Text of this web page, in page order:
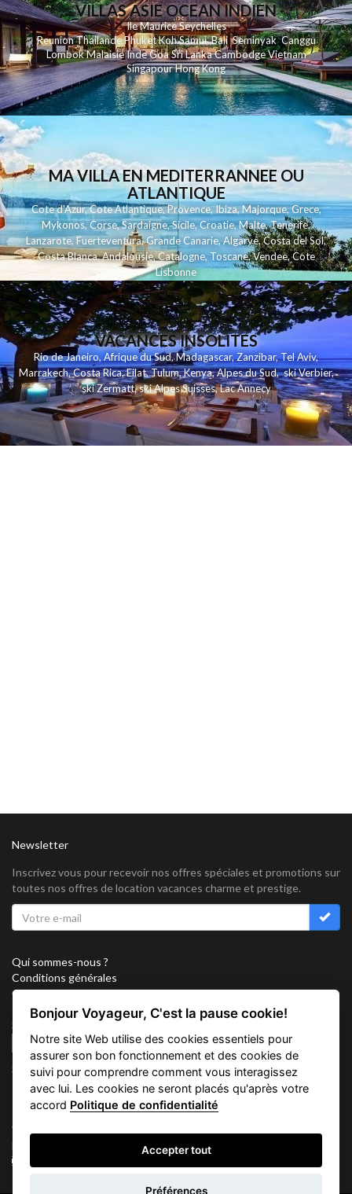
VILLAS ASIE OCEAN INDIEN
Ile MauriceSeychelles
ReunionThailandePhuketKohSamui Bali SeminyakCanggu
LombokMalaisieIndeGoaSri LankaCambodgeVietnam
SingapourHong Kong
MA VILLA EN MEDITERRANNEE OU
ATLANTIQUE
Cote d'Azur,Cote Atlantique,Provence,Ibiza,Majorque,Grece,
Mykonos,Corse,Sardaigne,Sicile,Croatie,Malte,Tenerife,
Lanzarote,Fuerteventura,Grande Canarie,Algarve,Costa del Sol,
Costa Blanca,Andalousie,Catalogne,Toscane,Vendee,Cote
Lisbonne
VACANCES INSOLITES
Rio de Janeiro,Afrique du Sud,Madagascar,Zanzibar,Tel Aviv,
Marrakech,Costa Rica,Eilat,Tulum,Kenya,Alpes du Sud,ski Verbier,
ski Zermatt,ski Alpes Suisses,Lac Annecy
Newsletter
Inscrivez vous pour recevoir nos offres spéciales et promotions sur
toutes nos offres de location vacances charme et prestige.
Qui sommes-nous ?
Conditions générales
Confidentialité
Partenariat
Sitemap
Cookies
Suivez nous sur
Vacation Key Corp. 2905 Point East Drive #L-215. Aventura.
FLORIDA 33160.
Bonjour Voyageur, C'est la pause cookie!
Notre site Web utilise des cookies essentiels pour
assurer son bon fonctionnement et des cookies de
suivi pour comprendre comment vous interagissez
avec lui. Les cookies ne seront placés qu'après votre
accord Politique de confidentialité
Accepter tout
Préférences